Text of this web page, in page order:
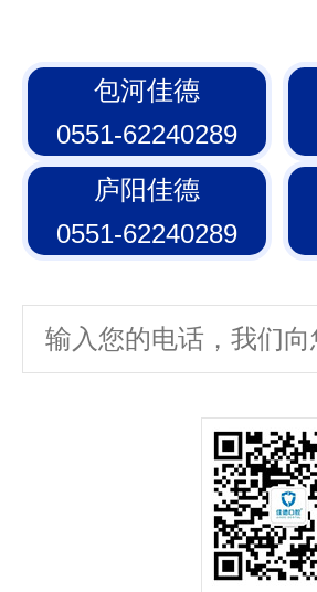
包河佳德
0551-62240289
庐阳佳德
0551-62240289